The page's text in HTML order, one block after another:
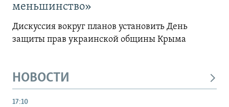
меньшинство»
Дискуссия вокруг планов установить День
защиты прав украинской общины Крыма
НОВОСТИ
17:10